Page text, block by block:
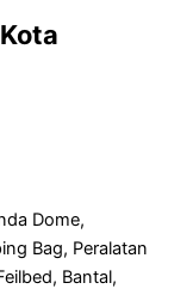
Dome,
Bag, Peralatan
Bantal,